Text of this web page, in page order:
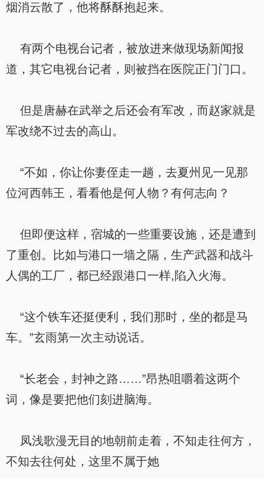
烟消云散了，他将酥酥抱起来。
有两个电视台记者，被放进来做现场新闻报
道，其它电视台记者，则被挡在医院正门门口。
但是唐赫在武举之后还会有军改，而赵家就是
军改绕不过去的高山。
“不如，你让你妻侄走一趟，去夏州见一见那
位河西韩王，看看他是何人物？有何志向？
但即便这样，宿城的一些重要设施，还是遭到
了重创。比如与港口一墙之隔，生产武器和战斗
人偶的工厂，都已经跟港口一样,陷入火海。
“这个铁车还挺便利，我们那时，坐的都是马
车。”玄雨第一次主动说话。
“长老会，封神之路……”昂热咀嚼着这两个
词，像是要把他们刻进脑海。
凤浅歌漫无目的地朝前走着，不知走往何方，
不知去往何处，这里不属于她